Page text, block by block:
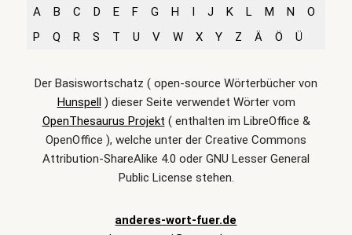
A
B C D E F G H I J K L M N
O
P
Q R S T U V W X Y Z Ä Ö Ü
Der Basiswortschatz ( open-source Wörterbücher von
Hunspell) dieser Seite verwendet Wörter vom
OpenThesaurus Projekt ( enthalten im LibreOffice &
OpenOffice ), welche unter der Creative Commons
Attribution-ShareAlike 4.0 oder GNU Lesser General
Public License stehen.
anderes-wort-fuer.de